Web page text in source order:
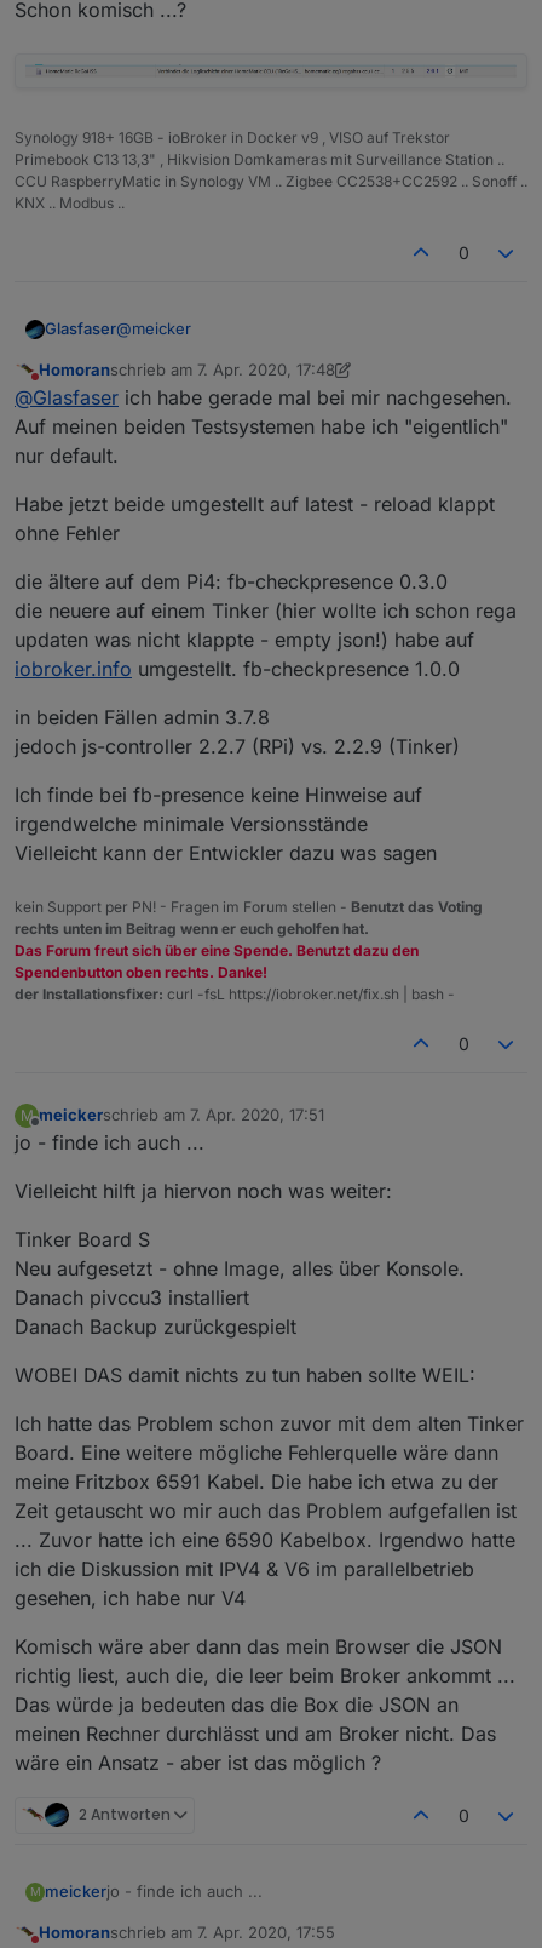
Schon komisch ...?
Synology 918+ 16GB - ioBroker in Docker v9 , VISO auf Trekstor
Primebook C13 13,3" , Hikvision Domkameras mit Surveillance Station ..
CCU RaspberryMatic in Synology VM .. Zigbee CC2538+CC2592 .. Sonoff ..
KNX .. Modbus ..
0
Glasfaser@meicker
Schon komisch ...?
Nicht stören
Homoranschrieb am 7. Apr. 2020, 17:48
zuletzt editiert von Homoran4. Juli 2020, 19:54
@Glasfaser ich habe gerade mal bei mir nachgesehen.
Auf meinen beiden Testsystemen habe ich "eigentlich"
nur default.
Habe jetzt beide umgestellt auf latest - reload klappt
ohne Fehler
die ältere auf dem Pi4: fb-checkpresence 0.3.0
die neuere auf einem Tinker (hier wollte ich schon rega
updaten was nicht klappte - empty json!) habe auf
iobroker.info umgestellt. fb-checkpresence 1.0.0
in beiden Fällen admin 3.7.8
jedoch js-controller 2.2.7 (RPi) vs. 2.2.9 (Tinker)
Ich finde bei fb-presence keine Hinweise auf
irgendwelche minimale Versionsstände
Vielleicht kann der Entwickler dazu was sagen
kein Support per PN! - Fragen im Forum stellen - Benutzt das Voting
rechts unten im Beitrag wenn er euch geholfen hat.
Das Forum freut sich über eine Spende. Benutzt dazu den
Spendenbutton oben rechts. Danke!
der Installationsfixer: curl -fsL https://iobroker.net/fix.sh | bash -
0
M
Offline
meickerschrieb am 7. Apr. 2020, 17:51
zuletzt editiert von
jo - finde ich auch ...
Vielleicht hilft ja hiervon noch was weiter:
Tinker Board S
Neu aufgesetzt - ohne Image, alles über Konsole.
Danach pivccu3 installiert
Danach Backup zurückgespielt
WOBEI DAS damit nichts zu tun haben sollte WEIL:
Ich hatte das Problem schon zuvor mit dem alten Tinker
Board. Eine weitere mögliche Fehlerquelle wäre dann
meine Fritzbox 6591 Kabel. Die habe ich etwa zu der
Zeit getauscht wo mir auch das Problem aufgefallen ist
... Zuvor hatte ich eine 6590 Kabelbox. Irgendwo hatte
ich die Diskussion mit IPV4 & V6 im parallelbetrieb
gesehen, ich habe nur V4
Komisch wäre aber dann das mein Browser die JSON
richtig liest, auch die, die leer beim Broker ankommt ...
Das würde ja bedeuten das die Box die JSON an
meinen Rechner durchlässt und am Broker nicht. Das
wäre ein Ansatz - aber ist das möglich ?
2 Antworten 0
M meickerjo - finde ich auch ...
Vielleicht hilft ja hiervon noch was weiter:
Homoranschrieb am 7. Apr. 2020, 17:55
zuletzt editiert von